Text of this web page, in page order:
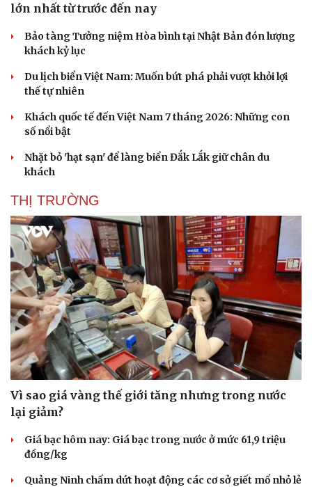
lớn nhất từ trước đến nay
Bảo tàng Tưởng niệm Hòa bình tại Nhật Bản đón lượng
khách kỷ lục
Du lịch biển Việt Nam: Muốn bứt phá phải vượt khỏi lợi
thế tự nhiên
Khách quốc tế đến Việt Nam 7 tháng 2026: Những con
số nổi bật
Nhặt bỏ 'hạt sạn' để làng biển Đắk Lắk giữ chân du
khách
THỊ TRƯỜNG
Vì sao giá vàng thế giới tăng nhưng trong nước
lại giảm?
Giá bạc hôm nay: Giá bạc trong nước ở mức 61,9 triệu
đồng/kg
Quảng Ninh chấm dứt hoạt động các cơ sở giết mổ nhỏ lẻ